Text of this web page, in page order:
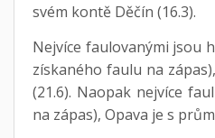
svém kontě Děčín (16.3).
Nejvíce faulovanými jsou
získaného faulu na
(21.6). Naopak nejvíce
na zápas), Opava je s